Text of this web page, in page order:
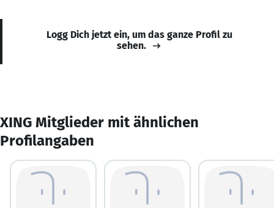
Logg Dich jetzt ein, um das ganze Profil zu
sehen.
XING Mitglieder mit ähnlichen
Profilangaben